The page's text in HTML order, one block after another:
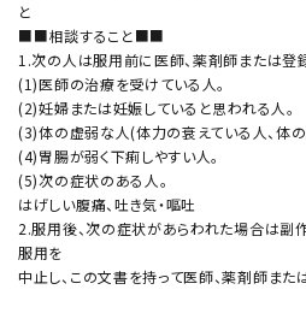
と
■■相談すること■■
1.次の人は服用前に医師、薬剤師または登
(1)医師の治療を受けている人。
(2)妊婦または妊娠していると思われる人。
(3)体の虚弱な人(体力の衰えている人、体の
(4)胃腸が弱く下痢しやすい人。
(5)次の症状のある人。
はげしい腹痛、吐き気・嘔吐
2.服用後、次の症状があらわれた場合は副
服用を
中止し、この文書を持って医師、薬剤師ま